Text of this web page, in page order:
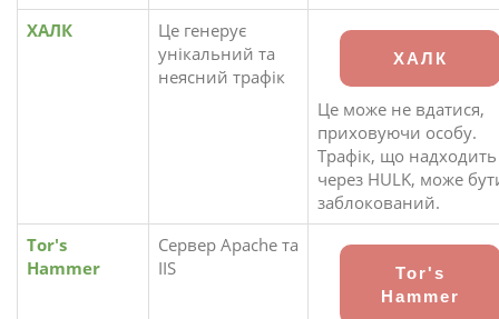
ХАЛК
Це генерує
унікальний та
неясний трафік
ХАЛК
Це може не вдатися,
приховуючи особу.
Трафік, що надходить
через HULK, може
заблокований.
Tor's
Hammer
Сервер Apache та
IIS
Tor's
Hammer